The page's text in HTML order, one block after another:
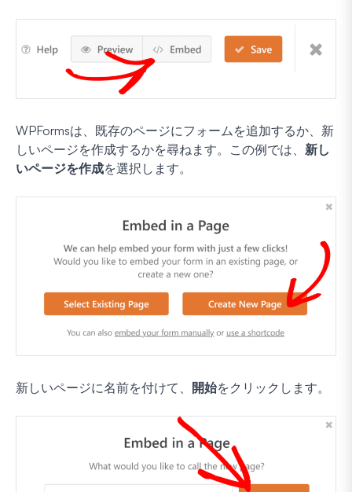
WPFormsは、既存のページにフォームを追加するか、新
しいページを作成するかを尋ねます。この例では、 新し
いページを作成を選択します。
新しいページに名前を付けて、 開始をクリックします。